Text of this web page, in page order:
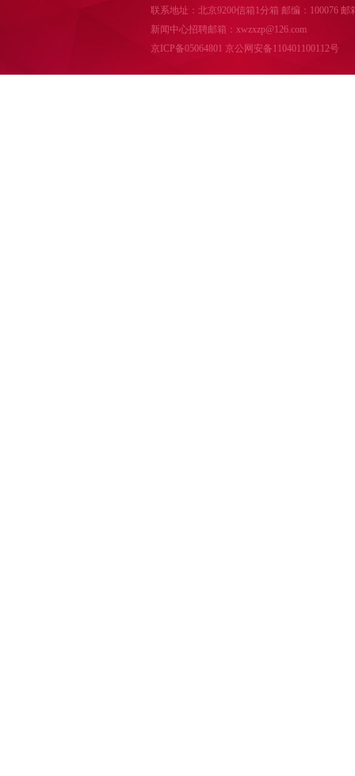
联系地址：北京9200信箱1分箱 邮编：100076 邮
新闻中心招聘邮箱：xwzxzp@126.com
京ICP备05064801 京公网安备110401100112号